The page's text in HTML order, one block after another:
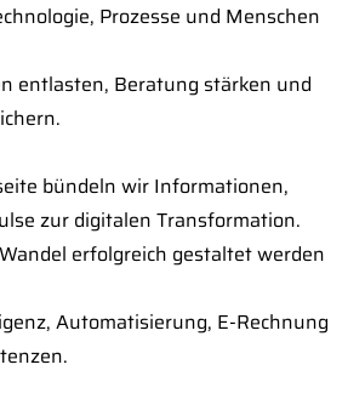
Prozesse und Menschen
entlasten, Beratung stärken und
bündeln wir Informationen,
zur digitalen Transformation.
erfolgreich gestaltet werden
Automatisierung, E-Rechnung